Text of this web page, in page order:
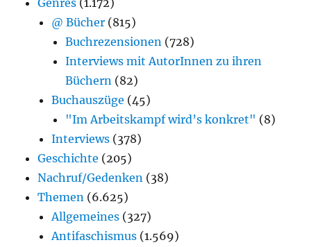
@ Bücher (815)
Buchrezensionen (728)
Interviews mit AutorInnen zu ihren
Büchern (82)
Buchauszüge (45)
"Im Arbeitskampf wird’s konkret" (8)
Interviews (378)
Geschichte (205)
Nachruf/Gedenken (38)
Themen (6.625)
Allgemeines (327)
Antifaschismus (1.569)